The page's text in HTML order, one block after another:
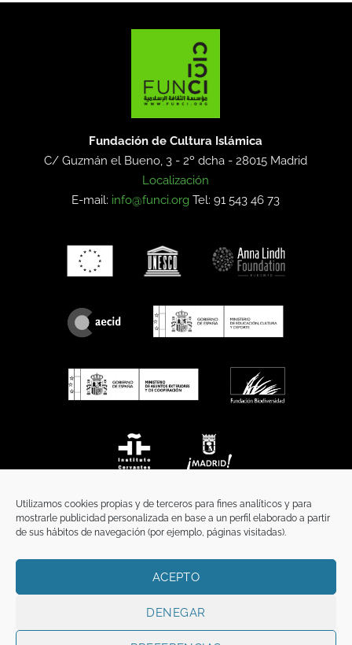
Utilizamos cookies propias y de terceros para fines analíticos y para
mostrarle publicidad personalizada en base a un perfil elaborado a partir
de sus hábitos de navegación (por ejemplo, páginas visitadas).
ACEPTO
DENEGAR
Fundación de Cultura Islámica
C/ Guzmán el Bueno, 3 - 2º dcha -28015 Madrid
Localización
E-mail: info@funci.org Tel: 91 543 46 73
TÉRMINOS Y CONDICIONES
Copyright 2026 ©FunciFUNCI es titular de los derechos de propiedad